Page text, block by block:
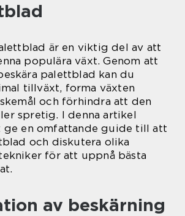
är en viktig del av att
populära växt. Genom att
palettblad kan du
tillväxt, forma växten
och förhindra att den
spretig. I denna artikel
ge en omfattande guide till att
och diskutera olika
för att uppnå bästa
av beskärning